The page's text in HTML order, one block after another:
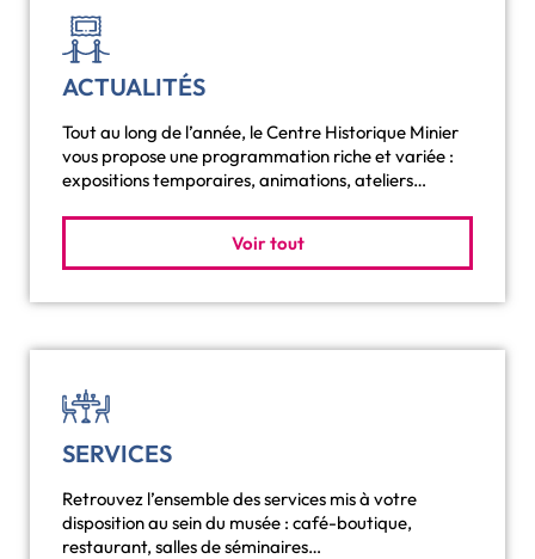
ACTUALITÉS
Tout au long de l’année, le Centre Historique Minier
vous propose une programmation riche et variée :
expositions temporaires, animations, ateliers…
Voir tout
SERVICES
Retrouvez l’ensemble des services mis à votre
disposition au sein du musée : café-boutique,
restaurant, salles de séminaires…